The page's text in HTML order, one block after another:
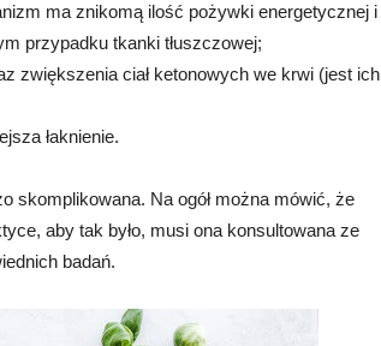
ma znikomą ilość pożywki energetycznej i
przypadku tkanki tłuszczowej;
zwiększenia ciał ketonowych we krwi (jest ich
łaknienie.
skomplikowana. Na ogół można mówić, że
aby tak było, musi ona konsultowana ze
badań.